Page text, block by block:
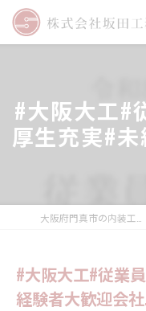
#大阪大工#
厚生充実#
#大阪大工#従業
経験者大歓迎会